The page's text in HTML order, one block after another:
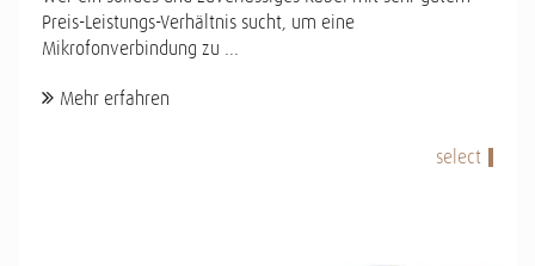
Preis-Leistungs-Verhältnis sucht, um eine
Mikrofonverbindung zu ...
Mehr erfahren
select